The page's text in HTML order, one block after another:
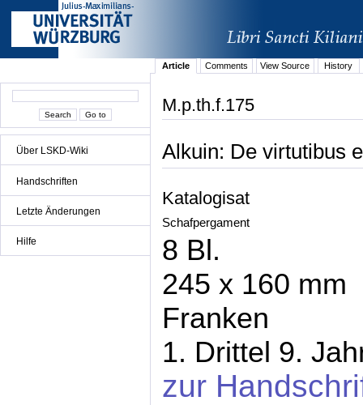
Über LSKD-Wiki
Handschriften
Letzte Änderungen
Hilfe
Article Comments View Source History
M.p.th.f.175
Alkuin: De virtutibus
Katalogisat
Schafpergament
8 Bl.
245 x 160 mm
Franken
1. Drittel 9.
zur